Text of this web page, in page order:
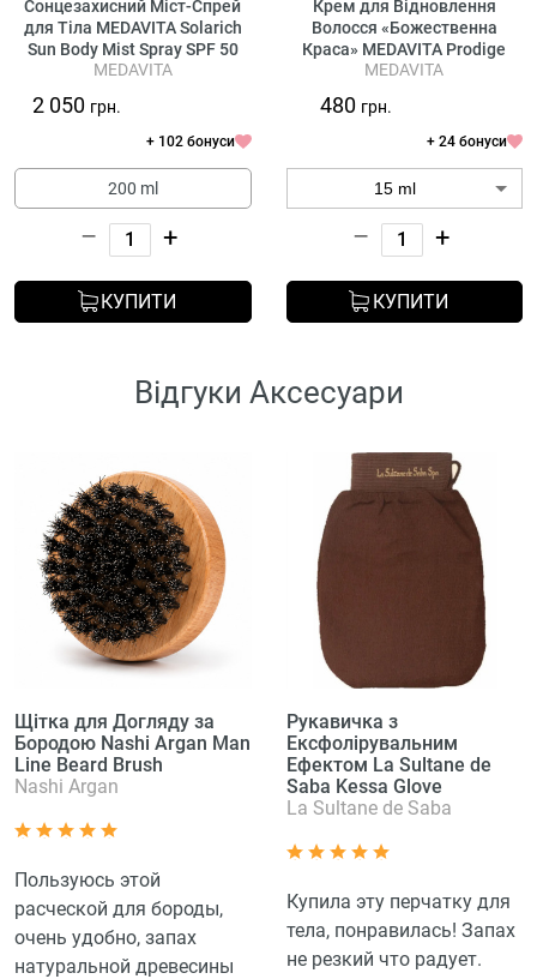
Сонцезахисний Міст-Спрей
для Тіла MEDAVITA Solarich
Sun Body Mist Spray SPF 50
MEDAVITA
2 050 грн.
+ 102 бонуси
200 ml
– +
КУПИТИ
Крем для Відновлення
Волосся «Божественна
Краса» MEDAVITA Prodige
Divine Beauty Hair Cream
MEDAVITA
480 грн.
+ 24 бонуси
– +
КУПИТИ
Відгуки Аксесуари
Щітка для Догляду за
Бородою Nashi Argan Man
Line Beard Brush
Nashi Argan
Пользуюсь этой
расческой для бороды,
очень удобно, запах
натуральной древесины
Рукавичка з
Ексфолірувальним
Ефектом La Sultane de
Saba Kessa Glove
La Sultane de Saba
Купила эту перчатку для
тела, понравилась! Запах
не резкий что радует.